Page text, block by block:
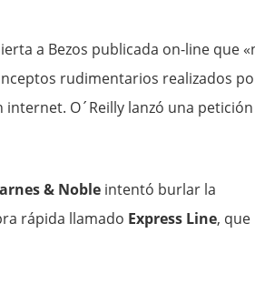
a Bezos publicada on-line que
rudimentarios realizados
O´Reilly lanzó una petición
& Noble intentó burlar la
rápida llamado Express Line, que